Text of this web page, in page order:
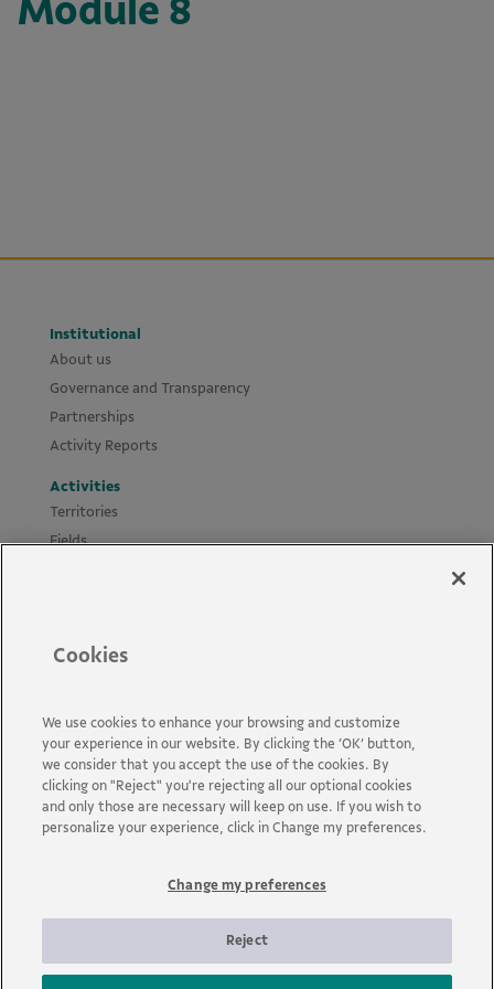
Module 8
Institutional
About us
Governance and Transparency
Partnerships
Activity Reports
Activities
Territories
Fields
Contact us
FAQs
resources into prosperity. Headquartered in Brazil and operating
in about 30 countries, the company employs approximately 110
parties.
Cookies
We use cookies to enhance your browsing and customize
your experience in our website. By clicking the ‘OK’ button,
we consider that you accept the use of the cookies. By
clicking on "Reject" you're rejecting all our optional cookies
and only those are necessary will keep on use. If you wish to
personalize your experience, click in Change my preferences.
Change my preferences
Reject